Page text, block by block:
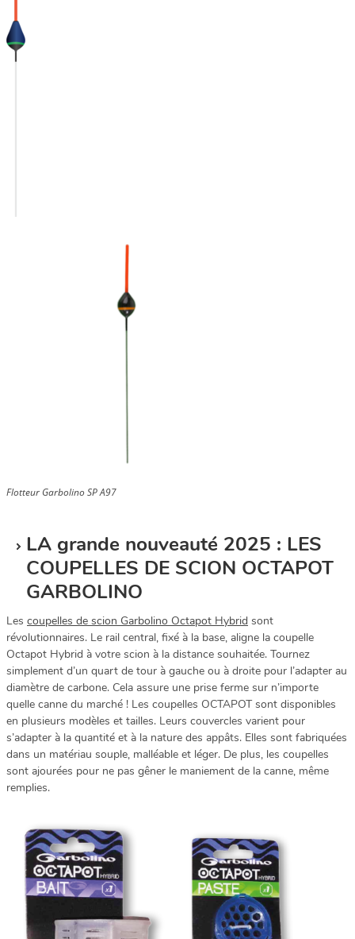
Flotteur Garbolino SP A97
LA grande nouveauté 2025 : LES
COUPELLES DE SCION OCTAPOT
GARBOLINO
Les coupelles de scion Garbolino Octapot Hybrid sont
révolutionnaires. Le rail central, fixé à la base, aligne la coupelle
Octapot Hybrid à votre scion à la distance souhaitée. Tournez
simplement d’un quart de tour à gauche ou à droite pour l’adapter au
diamètre de carbone. Cela assure une prise ferme sur n’importe
quelle canne du marché ! Les coupelles OCTAPOT sont disponibles
en plusieurs modèles et tailles. Leurs couvercles varient pour
s’adapter à la quantité et à la nature des appâts. Elles sont fabriquées
dans un matériau souple, malléable et léger. De plus, les coupelles
sont ajourées pour ne pas gêner le maniement de la canne, même
remplies.